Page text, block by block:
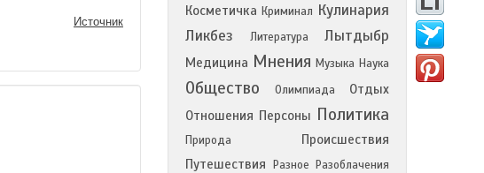
Источник
Косметичка Криминал Кулинария
Ликбез
Литература Лытдыбр
Медицина Мнения Музыка Наука
Общество Олимпиада
Отдых
Отношения Персоны Политика
Природа
Происшествия
Путешествия
Разное Разоблачения